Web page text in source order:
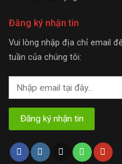
Đăng ký nhận tin
Vui lòng nhập địa chỉ email
tuần của chúng tôi: